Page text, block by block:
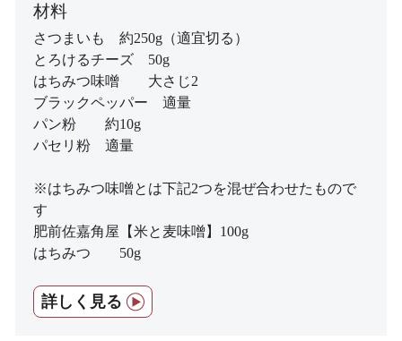
材料
さつまいも 約250g（適宜切る）
とろけるチーズ 50g
はちみつ味噌 大さじ2
ブラックペッパー 適量
パン粉 約10g
パセリ粉 適量
※はちみつ味噌とは下記2つを混ぜ合わせたもので
す
肥前佐嘉角屋【米と麦味噌】100g
はちみつ 50g
詳しく見る